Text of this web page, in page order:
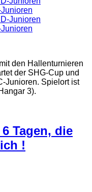
den Hallenturnieren
der SHG-Cup und
Junioren. Spielort ist
3).
Tagen, die
!